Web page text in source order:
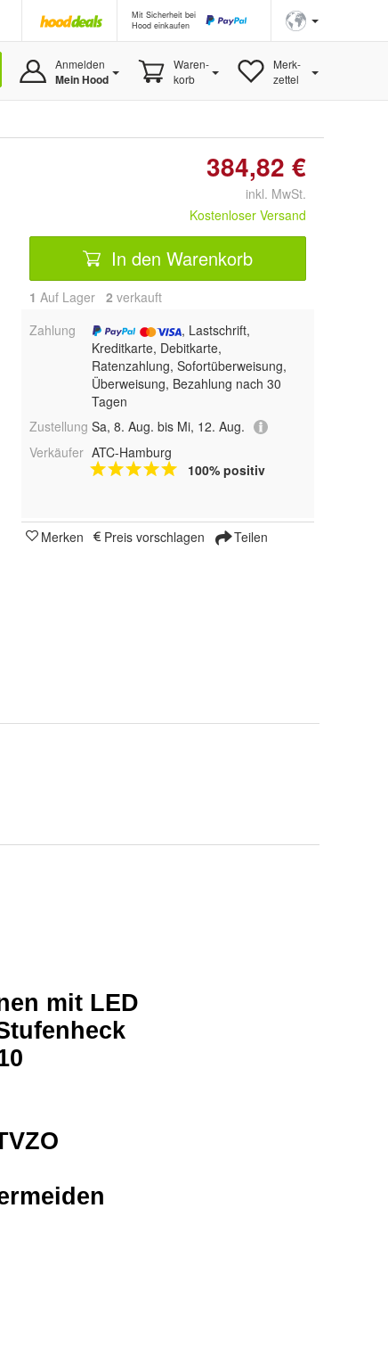
Mit Sicherheit bei
Hood einkaufen
Anmelden
Mein Hood
Waren-
korb
Merk-
zettel
384,82 €
inkl. MwSt.
Kostenloser Versand
In den Warenkorb
1 Auf Lager 2 verkauft
Zahlung
, Lastschrift,
Kreditkarte, Debitkarte,
Ratenzahlung, Sofortüberweisung,
Überweisung, Bezahlung nach 30
Tagen
Zustellung Sa, 8. Aug. bis Mi, 12. Aug.
Verkäufer ATC-Hamburg
100% positiv
Merken Preis vorschlagen Teilen